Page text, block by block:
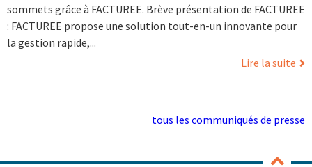
sommets grâce à FACTUREE. Brève présentation de FACTUREE
: FACTUREE propose une solution tout-en-un innovante pour
la gestion rapide,...
Lire la suite
tous les communiqués de presse